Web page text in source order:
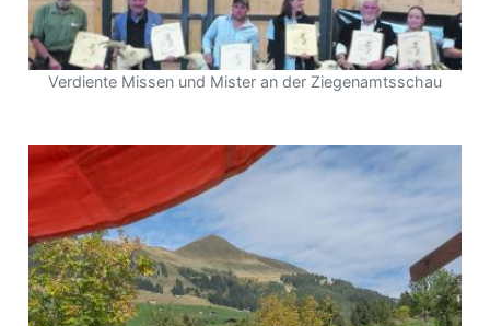
Verdiente Missen und Mister an der Ziegenamtsschau